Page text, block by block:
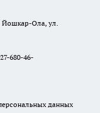
Йошкар-Ола, ул.
680-46-
данных